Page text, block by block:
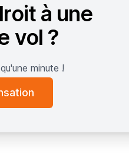
à une
vol ?
minute !